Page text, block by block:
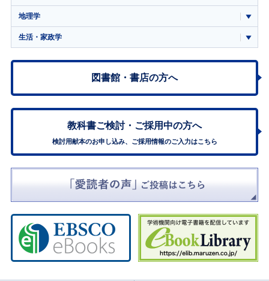
地理学
生活・家政学
図書館・書店の方へ
教科書ご検討・ ご採用中の方へ
検討用献本のお申し込み、ご採用情報のご入力はこちら